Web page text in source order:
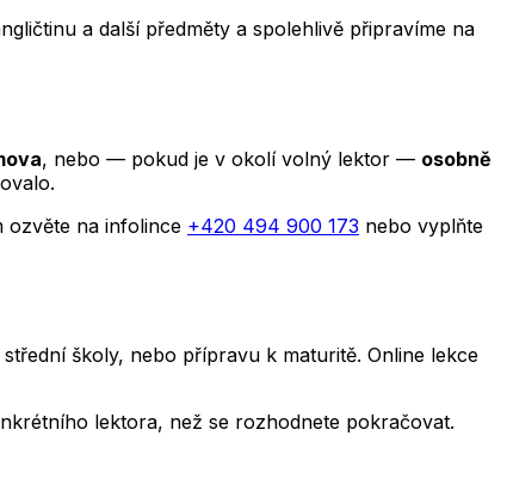
a další předměty a spolehlivě připravíme na
, nebo — pokud je v okolí volný lektor — osobně
ozvěte na infolince +420 494 900 173 nebo vyplňte
školy, nebo přípravu k maturitě. Online lekce
lektora, než se rozhodnete pokračovat.